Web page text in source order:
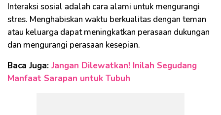
Interaksi sosial adalah cara alami untuk mengurangi
stres. Menghabiskan waktu berkualitas dengan teman
atau keluarga dapat meningkatkan perasaan dukungan
dan mengurangi perasaan kesepian.
Baca Juga: Jangan Dilewatkan! Inilah Segudang
Manfaat Sarapan untuk Tubuh